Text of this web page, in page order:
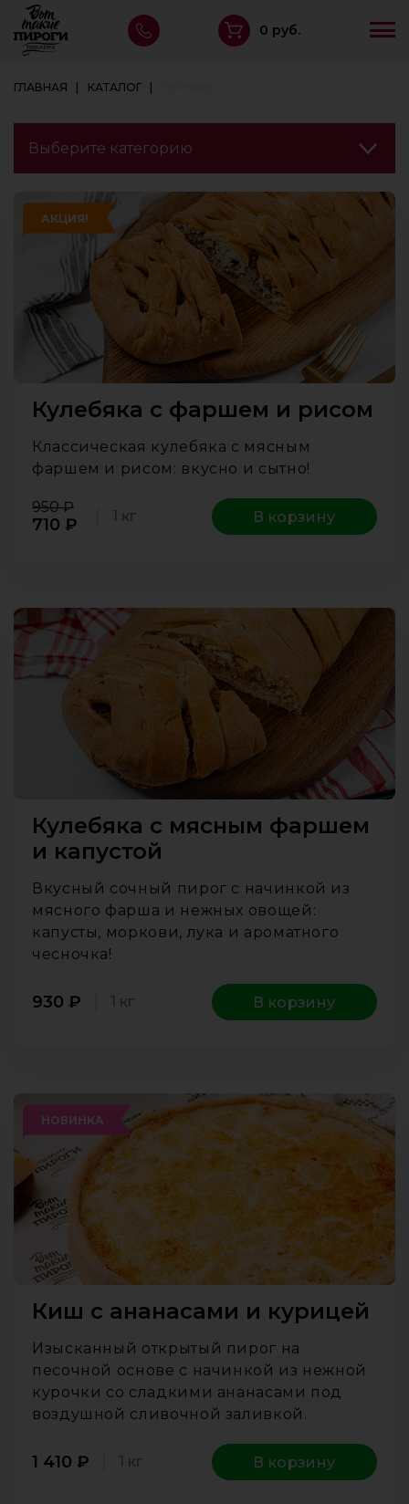
0 руб.
ГЛАВНАЯ КАТАЛОГ
АКЦИЯ!
Кулебяка с фаршем и рисом
Классическая кулебяка с мясным
фаршем и рисом: вкусно и сытно!
950 ₽
710 ₽ 1 кг В корзину
Кулебяка с мясным фаршем
и капустой
Вкусный сочный пирог с начинкой из
мясного фарша и нежных овощей:
капусты, моркови, лука и ароматного
чесночка!
930 ₽ 1 кг В корзину
НОВИНКА
Киш с ананасами и курицей
Изысканный открытый пирог на
песочной основе с начинкой из нежной
курочки со сладкими ананасами под
воздушной сливочной заливкой.
1 410 ₽ 1 кг В корзину